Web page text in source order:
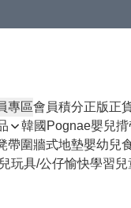
專區會員積分正版正
韓國Pognae嬰兒揹
帶圍牆式地墊嬰幼兒
玩具/公仔愉快學習